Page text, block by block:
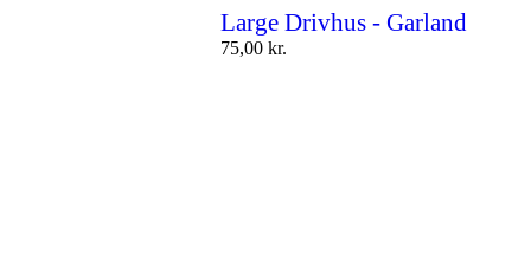
Large Drivhus - Garland
75,00 kr.